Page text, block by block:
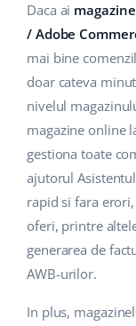
Managementul
Automatizarea
Base Connect
AI pentru
Casă și grădină
Produse pentru
Piese auto
Supermarket
Sănătate și
Modă
Suport
Blog
Servicii
Implementari de
Auditul conturilor
Altele
Calculatorul de
english (US)
english (GB)
english (IN)
čeština
deutsch
Ελληνικά
español (MX)
Daca ai
/ Adobe
mai bine
doar cateva
nivelul
magazine online
gestiona toate
ajutorul
rapid si fara
oferi, printre
generarea de
AWB-urilor.
In plus,